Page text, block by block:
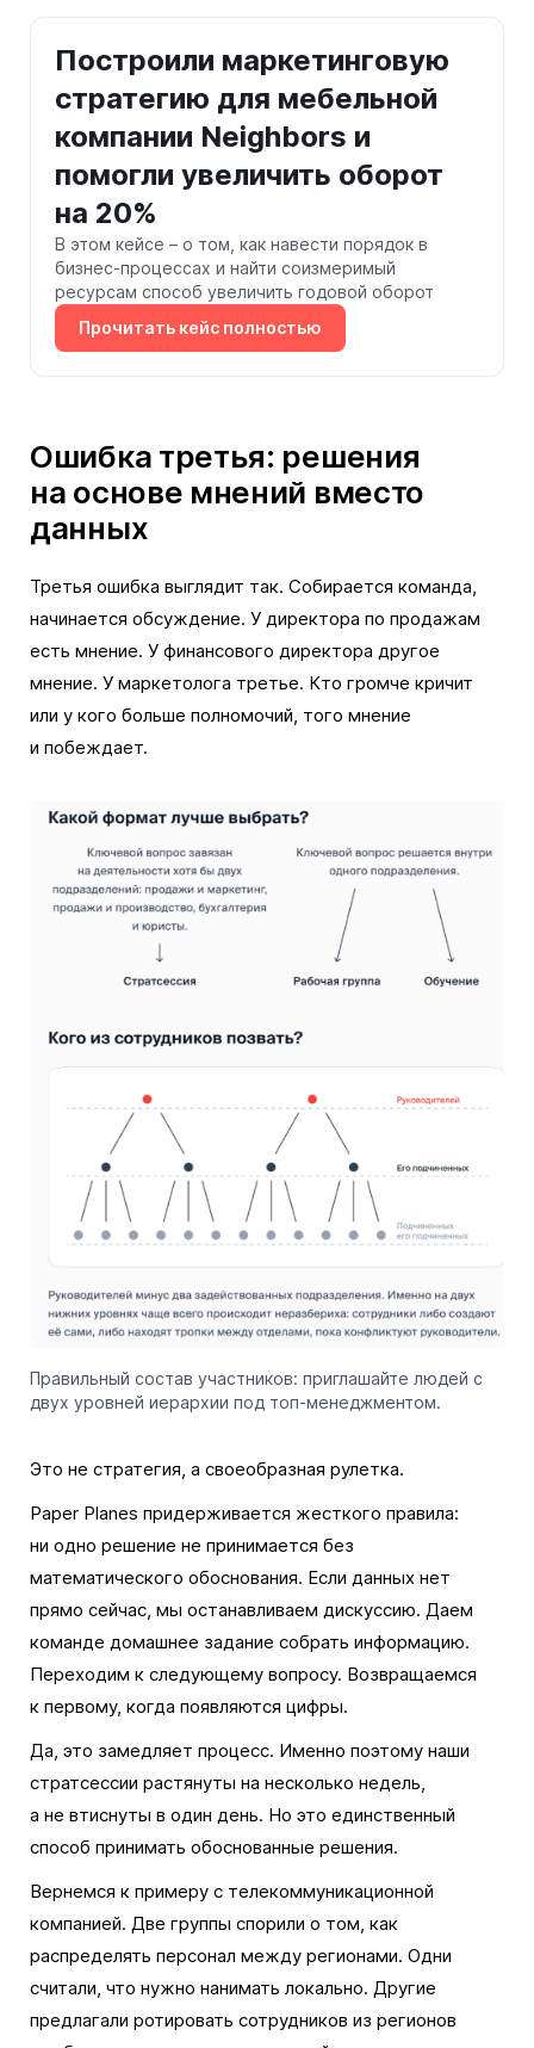
Построили маркетинговую
стратегию для мебельной
компании Neighbors и
помогли увеличить оборот
на 20%
В этом кейсе – о том, как навести порядок в
бизнес-процессах и найти соизмеримый
ресурсам способ увеличить годовой оборот
Прочитать кейс полностью
Ошибка третья: решения
на основе мнений вместо
данных
Третья ошибка выглядит так. Собирается команда,
начинается обсуждение. У директора по продажам
есть мнение. У финансового директора другое
мнение. У маркетолога третье. Кто громче кричит
или у кого больше полномочий, того мнение
и побеждает.
Правильный состав участников: приглашайте людей с
двух уровней иерархии под топ-менеджментом.
Это не стратегия, а своеобразная рулетка.
Paper Planes придерживается жесткого правила:
ни одно решение не принимается без
математического обоснования. Если данных нет
прямо сейчас, мы останавливаем дискуссию. Даем
команде домашнее задание собрать информацию.
Переходим к следующему вопросу. Возвращаемся
к первому, когда появляются цифры.
Да, это замедляет процесс. Именно поэтому наши
стратсессии растянуты на несколько недель,
а не втиснуты в один день. Но это единственный
способ принимать обоснованные решения.
Вернемся к примеру с телекоммуникационной
компанией. Две группы спорили о том, как
распределять персонал между регионами. Одни
считали, что нужно нанимать локально. Другие
предлагали ротировать сотрудников из регионов